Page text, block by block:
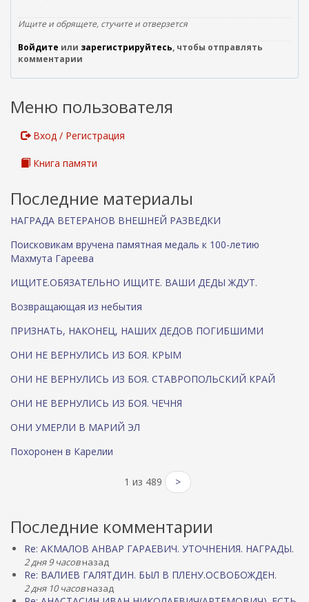
Ищите и обрящете, стучите и отверзется
Войдите или зарегистрируйтесь, чтобы отправлять
комментарии
Меню пользователя
Вход / Регистрация
Книга памяти
Последние материалы
НАГРАДА ВЕТЕРАНОВ ВНЕШНЕЙ РАЗВЕДКИ
Поисковикам вручена памятная медаль к 100-летию
Махмута Гареева
ИЩИТЕ.ОБЯЗАТЕЛЬНО ИЩИТЕ. ВАШИ ДЕДЫ ЖДУТ.
Возвращающая из небытия
ПРИЗНАТЬ, НАКОНЕЦ, НАШИХ ДЕДОВ ПОГИБШИМИ
ОНИ НЕ ВЕРНУЛИСЬ ИЗ БОЯ. КРЫМ
ОНИ НЕ ВЕРНУЛИСЬ ИЗ БОЯ. СТАВРОПОЛЬСКИЙ КРАЙ
ОНИ НЕ ВЕРНУЛИСЬ ИЗ БОЯ. ЧЕЧНЯ
ОНИ УМЕРЛИ В МАРИЙ ЭЛ
Похоронен в Карелии
1 из 489 >
Последние комментарии
Re: АКМАЛОВ АНВАР ГАРАЕВИЧ. УТОЧНЕНИЯ. НАГРАДЫ.
2 дня 9 часовназад
Re: ВАЛИЕВ ГАЛЯТДИН. БЫЛ В ПЛЕНУ.ОСВОБОЖДЕН.
2 дня 10 часовназад